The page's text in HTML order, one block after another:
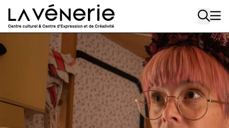
Aller au contenu principal